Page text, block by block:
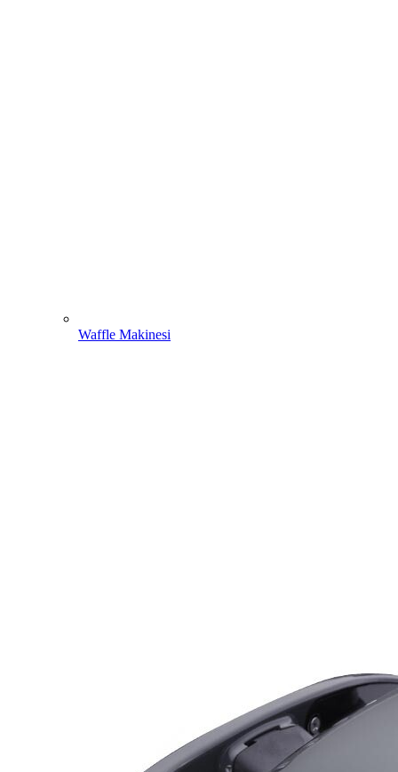
Waffle Makinesi